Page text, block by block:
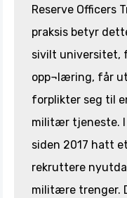
Reserve Officers
praksis betyr
sivilt universitet,
opp¬læring, får
forplikter seg til
militær tjeneste. I
siden 2017 hatt
rekruttere
militære trenger.